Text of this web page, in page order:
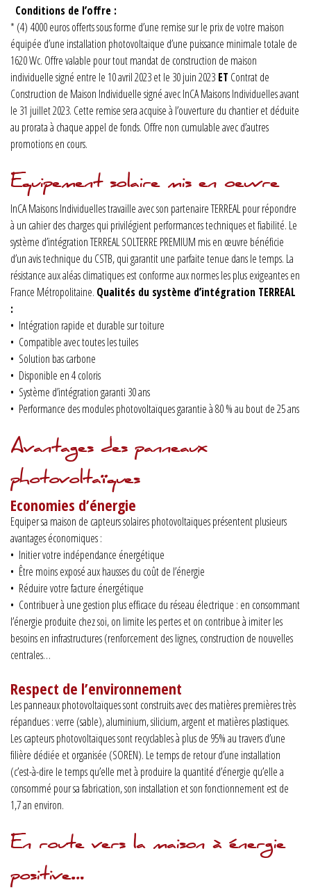
Conditions de l’offre :
* (4) 4000 euros offerts sous forme d’une remise sur le prix de votre maison
équipée d’une installation photovoltaïque d’une puissance minimale totale de
1620 Wc. Offre valable pour tout mandat de construction de maison
individuelle signé entre le 10 avril 2023 et le 30 juin 2023 ET Contrat de
Construction de Maison Individuelle signé avec InCA Maisons Individuelles avant
le 31 juillet 2023. Cette remise sera acquise à l’ouverture du chantier et déduite
au prorata à chaque appel de fonds. Offre non cumulable avec d’autres
promotions en cours.
Equipement solaire mis en oeuvre
InCA Maisons Individuelles travaille avec son partenaire TERREAL pour répondre
à un cahier des charges qui privilégient performances techniques et fiabilité. Le
système d’intégration TERREAL SOLTERRE PREMIUM mis en œuvre bénéficie
d’un avis technique du CSTB, qui garantit une parfaite tenue dans le temps. La
résistance aux aléas climatiques est conforme aux normes les plus exigeantes en
France Métropolitaine. Qualités du système d’intégration TERREAL
:
• Intégration rapide et durable sur toiture
• Compatible avec toutes les tuiles
• Solution bas carbone
• Disponible en 4 coloris
• Système d’intégration garanti 30 ans
• Performance des modules photovoltaïques garantie à 80 % au bout de 25 ans
Avantages des panneaux
photovoltaïques
Economies d’énergie
Equiper sa maison de capteurs solaires photovoltaïques présentent plusieurs
avantages économiques :
• Initier votre indépendance énergétique
• Être moins exposé aux hausses du coût de l’énergie
• Réduire votre facture énergétique
• Contribuer à une gestion plus efficace du réseau électrique : en consommant
l’énergie produite chez soi, on limite les pertes et on contribue à imiter les
besoins en infrastructures (renforcement des lignes, construction de nouvelles
centrales…
Respect de l’environnement
Les panneaux photovoltaïques sont construits avec des matières premières très
répandues : verre (sable), aluminium, silicium, argent et matières plastiques.
Les capteurs photovoltaïques sont recyclables à plus de 95% au travers d’une
filière dédiée et organisée (SOREN). Le temps de retour d’une installation
(c’est-à-dire le temps qu’elle met à produire la quantité d’énergie qu’elle a
consommé pour sa fabrication, son installation et son fonctionnement est de
1,7 an environ.
En route vers la maison à énergie
positive…